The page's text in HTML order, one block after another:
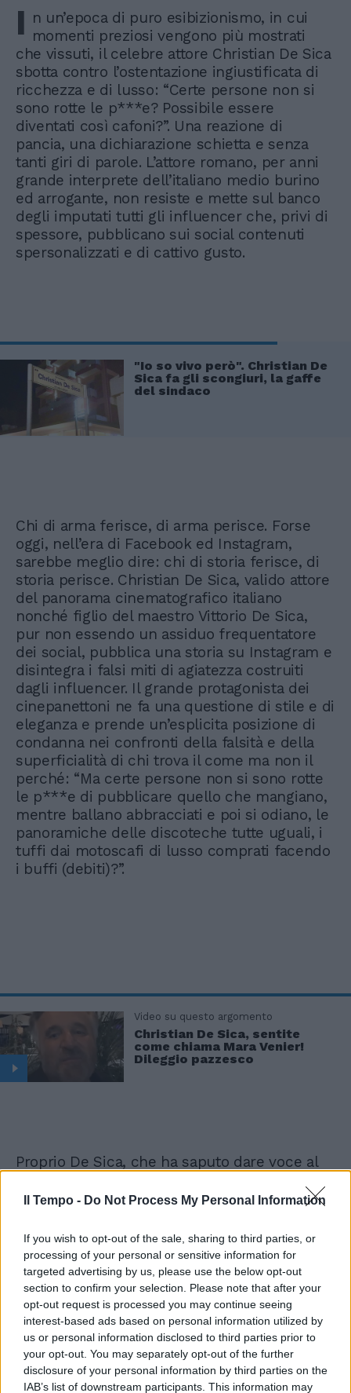
Il Tempo - Do Not Process My Personal Information
If you wish to opt-out of the sale, sharing to third parties, or
processing of your personal or sensitive information for
targeted advertising by us, please use the below opt-out
section to confirm your selection. Please note that after your
opt-out request is processed you may continue seeing
interest-based ads based on personal information utilized by
us or personal information disclosed to third parties prior to
your opt-out. You may separately opt-out of the further
disclosure of your personal information by third parties on the
IAB’s list of downstream participants. This information may
I n un’epoca di puro esibizionismo, in cui
momenti preziosi vengono più mostrati
che vissuti, il celebre attore Christian De Sica
sbotta contro l’ostentazione ingiustificata di
ricchezza e di lusso: “Certe persone non si
sono rotte le p***e? Possibile essere
diventati così cafoni?”. Una reazione di
pancia, una dichiarazione schietta e senza
tanti giri di parole. L’attore romano, per anni
grande interprete dell’italiano medio burino
ed arrogante, non resiste e mette sul banco
degli imputati tutti gli influencer che, privi di
spessore, pubblicano sui social contenuti
spersonalizzati e di cattivo gusto.
"Io so vivo però". Christian De
Sica fa gli scongiuri, la gaffe
del sindaco
Chi di arma ferisce, di arma perisce. Forse
oggi, nell’era di Facebook ed Instagram,
sarebbe meglio dire: chi di storia ferisce, di
storia perisce. Christian De Sica, valido attore
del panorama cinematografico italiano
nonché figlio del maestro Vittorio De Sica,
pur non essendo un assiduo frequentatore
dei social, pubblica una storia su Instagram e
disintegra i falsi miti di agiatezza costruiti
dagli influencer. Il grande protagonista dei
cinepanettoni ne fa una questione di stile e di
eleganza e prende un’esplicita posizione di
condanna nei confronti della falsità e della
superficialità di chi trova il come ma non il
perché: “Ma certe persone non si sono rotte
le p***e di pubblicare quello che mangiano,
mentre ballano abbracciati e poi si odiano, le
panoramiche delle discoteche tutte uguali, i
tuffi dai motoscafi di lusso comprati facendo
i buffi (debiti)?”.
Video su questo argomento
Christian De Sica, sentite
come chiama Mara Venier!
Dileggio pazzesco
Proprio De Sica, che ha saputo dare voce al
sbeffeggiando gli atteggiamenti ridicoli di chi
è, non ci sta e si abbandona ad una
riflessione amara e sconsolata: “E basta. Ma
possibile essere diventati così cafoni?”. Anche
l’attore del generone romano, re della
comicità e delle pellicole che smascherano i
vizi e gli eccessi degli italiani, da “Vacanze di
Natale” ad “Amici come prima” si è stufato
delle “cafonate”, per dirla alla De Sica.
Fotografie che ritraggono cibi proibitivi, amori